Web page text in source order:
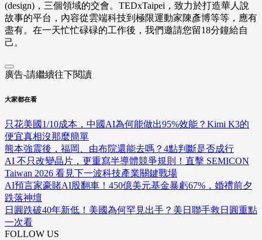
(design)，三個領域的交會。TEDxTaipei，致力於打造華人說
故事的平台，內容從雲端科技到極限運動家陳彥博等等，應有
盡有。在一天忙忙碌碌的工作後，我們邀請您留18分鐘給自
己。
廣告-請繼續往下閱讀
大家都在看
只花美國1/10成本，中國AI為何能做出95%效能？Kimi K3的
便宜真相沒那麼簡單
熊本強震後，福岡、由布院還能去嗎？4點判斷是否成行
AI 不只改變晶片，更重寫半導體競爭規則！直擊 SEMICON
Taiwan 2026 看見下一波科技產業關鍵戰場
AI預言家豪賭AI股翻車！450億美元基金暴虧67%，婚禮前夕
跌落神壇
日圓跌破40年新低！美國為何罕見出手？美日聯手救日圓重點
一次看
FOLLOW US